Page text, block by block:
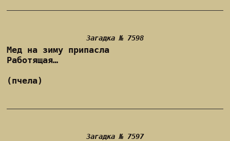
Загадка № 7598
Мед на зиму припасла
Работящая…
(пчела)
Загадка № 7597